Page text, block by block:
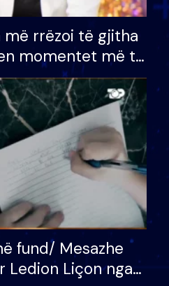
më rrëzoi të gjitha
momentet më të
e BB VIP: Do më
kur…
fund/ Mesazhe
Ledion Liçon nga